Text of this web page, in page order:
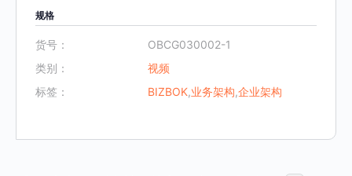
业
架
构
是
么》
规格
货号：
OBCG030002-1
类别：
视频
标签：
BIZBOK,业务架构,企业架构